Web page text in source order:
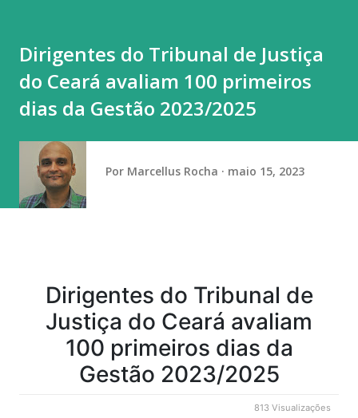
centro-sul do Rio Grande do Sul e em áreas de Santa
Catarina. A partir de segunda-feira (10), o ar frio alcança
também São Paulo e Rio de Janeiro, mas com menor
tempestades permaneçam concentradas entre o Paraná, o
centro e o norte de Santa Catarina, o sul de Mato Grosso
do Sul e o centro-sul de São Paulo. Há ainda aviso amarelo
d...
Dirigentes do Tribunal de Justiça
do Ceará avaliam 100 primeiros
dias da Gestão 2023/2025
Por Marcellus Rocha maio 15, 2023
Dirigentes do Tribunal de
Justiça do Ceará avaliam
100 primeiros dias da
Gestão 2023/2025
813 Visualizações